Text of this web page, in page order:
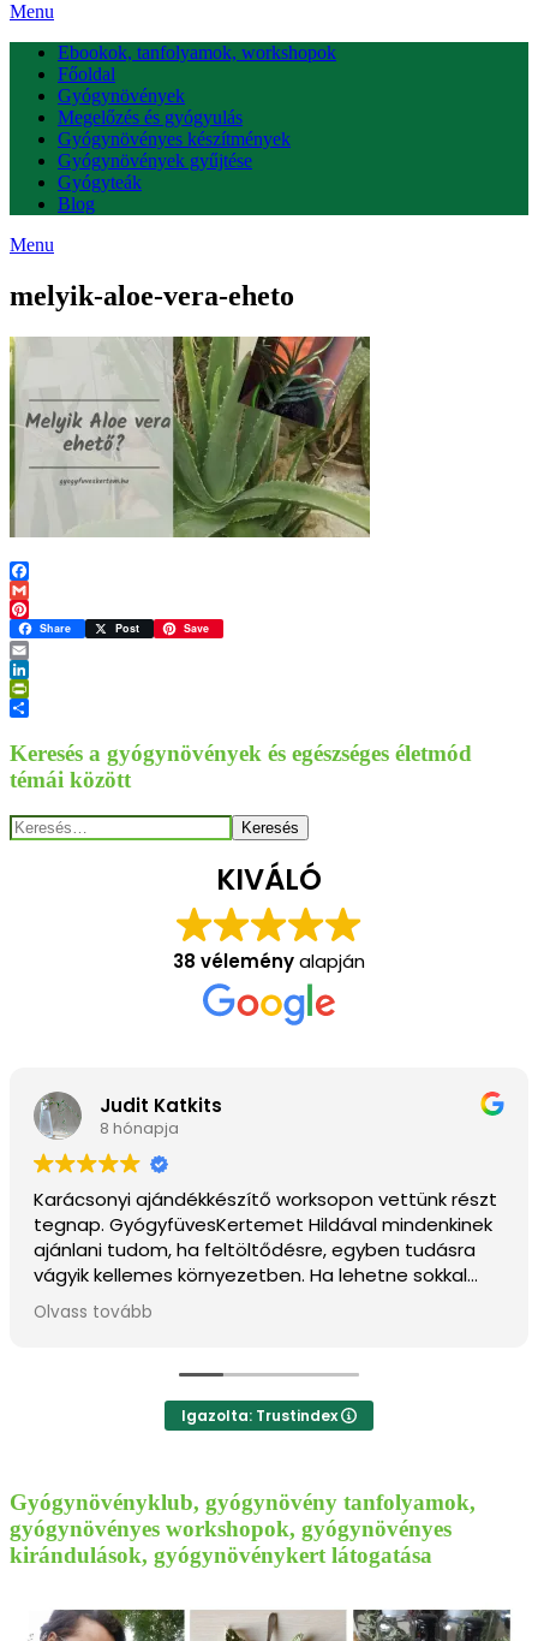
Menu
Ebookok, tanfolyamok, workshopok
Főoldal
Gyógynövények
Megelőzés és gyógyulás
Gyógynövényes készítmények
Gyógynövények gyűjtése
Gyógyteák
Blog
Menu
melyik-aloe-vera-eheto
Facebook
Gmail
Pinterest
Share Post Save
Email
LinkedIn
PrintFriendly
meg
Keresés a gyógynövények és egészséges életmód
témái között
Keresés:
KIVÁLÓ
38 véleményalapján
Judit Katkits
8 hónapja
Karácsonyi ajándékkészítő worksopon vettünk részt
tegnap. GyógyfüvesKertemet Hildával mindenkinek
ajánlani tudom, ha feltöltődésre, egyben tudásra
vágyik kellemes környezetben. Ha lehetne sokkal
több csillagot adni, akkor azt mind adnám.
Olvass tovább
Igazolta: Trustindex
Gyógynövényklub, gyógynövény tanfolyamok,
gyógynövényes workshopok, gyógynövényes
kirándulások, gyógynövénykert látogatása